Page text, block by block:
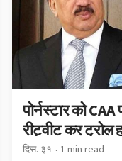
पोर्नस्टार को
रीट्वीट कर ट्रोल
मलिक
दिस. ३१ 1 min read